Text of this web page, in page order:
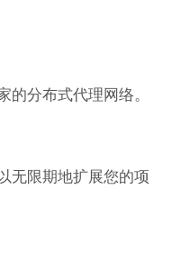
的分布式代理网络。
无限期地扩展您的项